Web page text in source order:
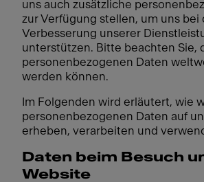
uns auch zusätzliche
zur Verfügung stellen, um uns bei
Verbesserung unserer
unterstützen. Bitte beachten Sie,
personenbezogenen Daten
werden können.
Im Folgenden wird erläutert, wie
personenbezogenen Daten auf
erheben, verarbeiten und
Daten beim Besuch
Website